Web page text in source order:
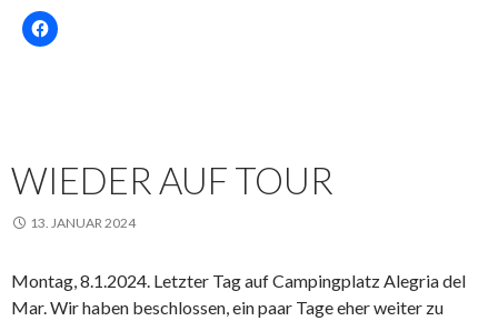
WIEDER AUF TOUR
13. JANUAR 2024
Montag, 8.1.2024. Letzter Tag auf Campingplatz Alegria del
Mar. Wir haben beschlossen, ein paar Tage eher weiter zu